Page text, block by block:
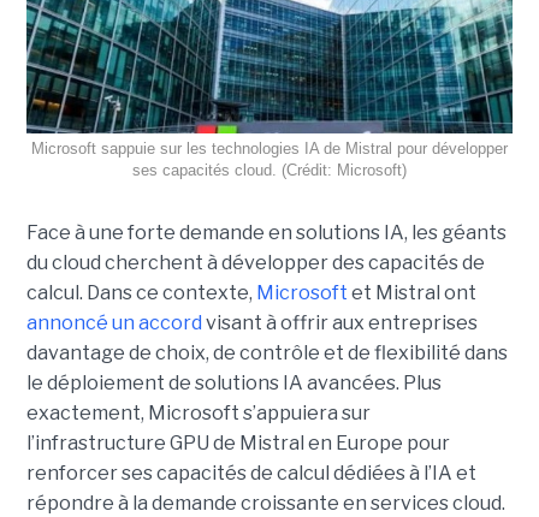
Microsoft sappuie sur les technologies IA de Mistral pour développer
ses capacités cloud. (Crédit: Microsoft)
Face à une forte demande en solutions IA, les géants
du cloud cherchent à développer des capacités de
calcul. Dans ce contexte, Microsoft et Mistral ont
annoncé un accord visant à offrir aux entreprises
davantage de choix, de contrôle et de flexibilité dans
le déploiement de solutions IA avancées. Plus
exactement, Microsoft s’appuiera sur
l’infrastructure GPU de Mistral en Europe pour
renforcer ses capacités de calcul dédiées à l’IA et
répondre à la demande croissante en services cloud.